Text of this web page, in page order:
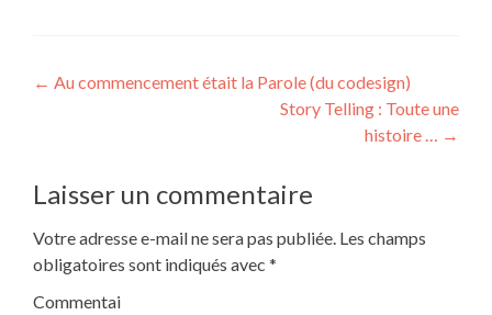
Post
← Au commencement était la Parole (du codesign)
Story Telling : Toute une
histoire … →
Laisser un commentaire
Votre adresse e-mail ne sera pas publiée. Les champs
obligatoires sont indiqués avec *
Commentai